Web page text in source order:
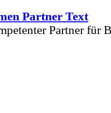
Partner Text
Partner für